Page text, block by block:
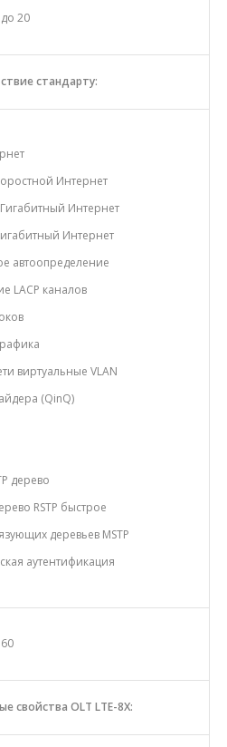
до 20
стандарту:
Интернет
Гигабитный Интернет
Интернет
автоопределение
LACP каналов
виртуальные VLAN
(QinQ)
дерево
RSTP быстрое
деревьев MSTP
аутентификация
60
свойства OLT LTE-8X: